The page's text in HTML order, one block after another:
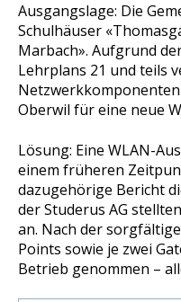
Ausgangslage: Die
Schulhäuser
Marbach». Aufgrund
Lehrplans 21 und teils
Netzwerkkomponenten
Oberwil für eine neue
Lösung: Eine WLAN-
einem früheren
dazugehörige Bericht
der Studerus AG
an. Nach der
Points sowie je zwei
Betrieb genommen –